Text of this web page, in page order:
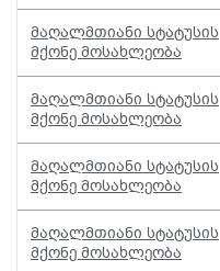
მაღალმთიანი სტატუსის
მქონე მოსახლეობა
მაღალმთიანი სტატუსის
მქონე მოსახლეობა
მაღალმთიანი სტატუსის
მქონე მოსახლეობა
მაღალმთიანი სტატუსის
მქონე მოსახლეობა